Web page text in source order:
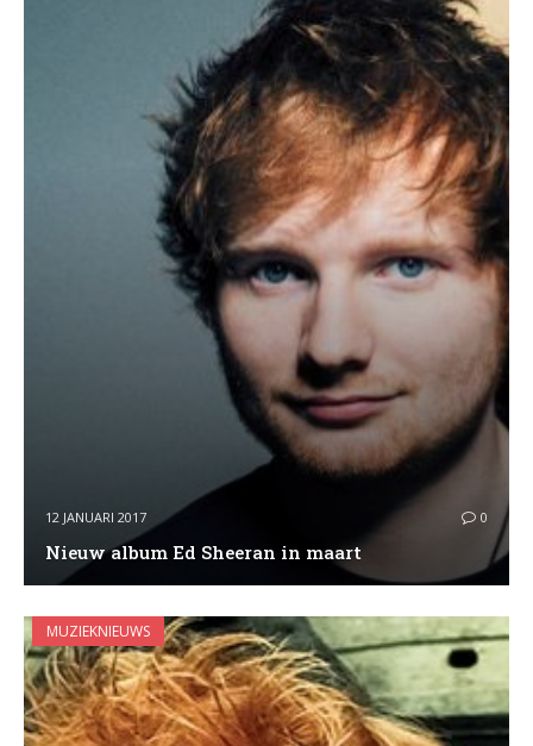
12 JANUARI 2017 0
Nieuw album Ed Sheeran in maart
MUZIEKNIEUWS